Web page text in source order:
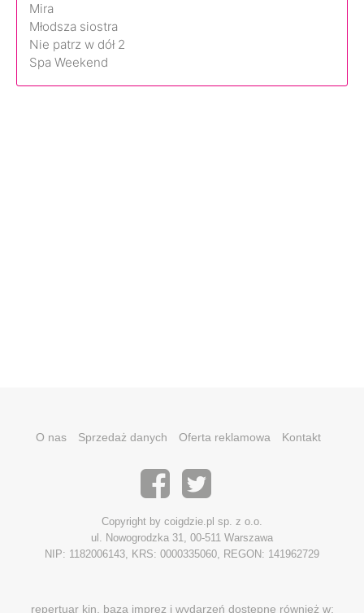
Mira
Młodsza siostra
Nie patrz w dół 2
Spa Weekend
O nas Sprzedaż danych Oferta reklamowa Kontakt
Copyright by coigdzie.pl sp. z o.o.
ul. Nowogrodzka 31, 00-511 Warszawa
NIP: 1182006143, KRS: 0000335060, REGON: 141962729
repertuar kin, baza imprez i wydarzeń dostępne również w: